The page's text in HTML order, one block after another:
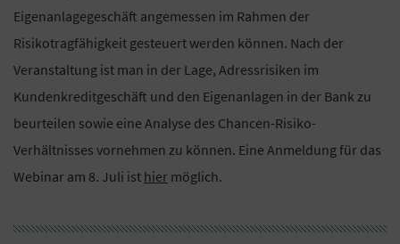
Eigenanlagegeschäft angemessen im Rahmen der
Risikotragfähigkeit gesteuert werden können. Nach der
Veranstaltung ist man in der Lage, Adressrisiken im
Kundenkreditgeschäft und den Eigenanlagen in der Bank zu
beurteilen sowie eine Analyse des Chancen-Risiko-
Verhältnisses vornehmen zu können. Eine Anmeldung für das
Webinar am 8. Juli ist hier möglich.